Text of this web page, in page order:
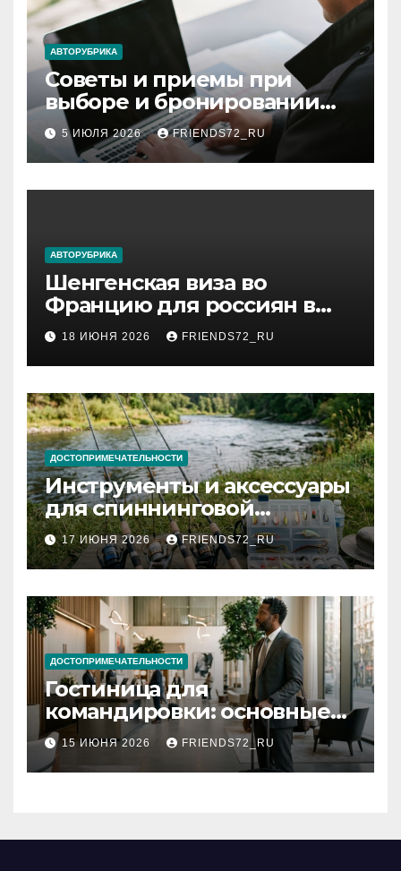
АВТОРУБРИКА
Советы и приемы при
выборе и бронировании
авиабилетов
5 ИЮЛЯ 2026 FRIENDS72_RU
АВТОРУБРИКА
Шенгенская виза во
Францию для россиян в
2026 году: сроки от 3 дней
и список необходимых
документов
18 ИЮНЯ 2026 FRIENDS72_RU
ДОСТОПРИМЕЧАТЕЛЬНОСТИ
Инструменты и аксессуары
для спиннинговой
рыбалки: назначение и
типы
17 ИЮНЯ 2026 FRIENDS72_RU
ДОСТОПРИМЕЧАТЕЛЬНОСТИ
Гостиница для
командировки: основные
критерии выбора
15 ИЮНЯ 2026 FRIENDS72_RU